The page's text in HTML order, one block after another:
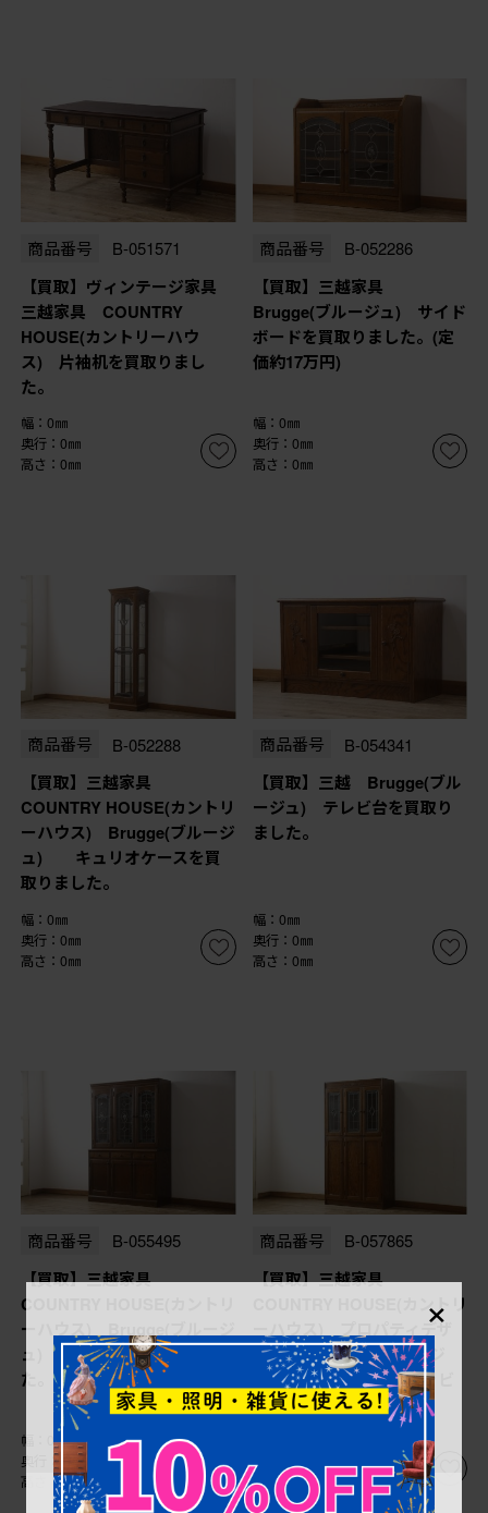
商品番号 B-051571
【買取】ヴィンテージ家具
三越家具 COUNTRY
HOUSE(カントリーハウ
ス) 片袖机を買取りまし
た。
幅：0㎜
奥行：0㎜
高さ：0㎜
商品番号 B-052286
【買取】三越家具
Brugge(ブルージュ) サイド
ボードを買取りました。(定
価約17万円)
幅：0㎜
奥行：0㎜
高さ：0㎜
商品番号 B-052288
【買取】三越家具
COUNTRY HOUSE(カントリ
ーハウス) Brugge(ブルージ
ュ) キュリオケースを買
取りました。
幅：0㎜
奥行：0㎜
高さ：0㎜
商品番号 B-054341
【買取】三越 Brugge(ブル
ージュ) テレビ台を買取り
ました。
幅：0㎜
奥行：0㎜
高さ：0㎜
商品番号 B-055495
【買取】三越家具
COUNTRY HOUSE(カントリ
ーハウス) Brugge(ブルージ
ュ) 食器棚を買取りまし
た。(定価約50万円)
幅：0㎜
奥行：0㎜
高さ：0㎜
商品番号 B-057865
【買取】三越家具
COUNTRY HOUSE(カントリ
ーハウス) プロパティデザ
イン Brugge(ブルージ
ュ) ステンドグラスキャビ
ネットを買取りました。
奥行：0㎜
高さ：0㎜
×